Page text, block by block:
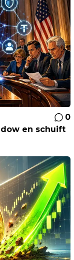
0
en schuift